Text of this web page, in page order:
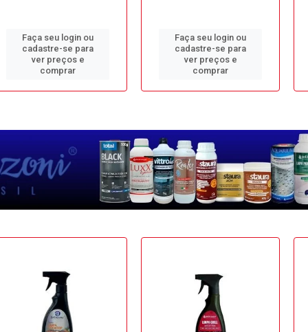
Faça seu login ou
cadastre-se para
ver preços e
comprar
Faça seu login ou
cadastre-se para
ver preços e
comprar